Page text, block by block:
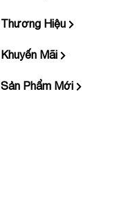
Thương Hiệu
Khuyến Mãi
Sản Phẩm Mới